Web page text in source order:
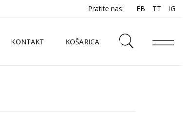
Pratite nas: FB TT IG
KONTAKT KOŠARICA